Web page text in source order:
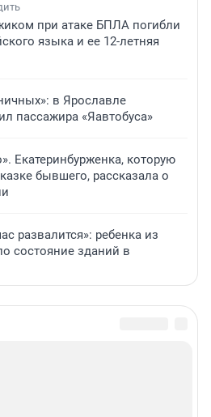
при атаке БПЛА погибли
языка и ее 12-летняя
в Ярославле
пассажира «Яавтобуса»
Екатеринбурженка, которую
бывшего, рассказала о
развалится»: ребенка из
состояние зданий в